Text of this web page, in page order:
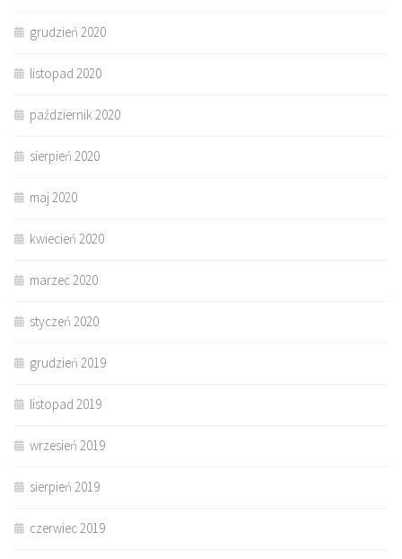
grudzień 2020
listopad 2020
październik 2020
sierpień 2020
maj 2020
kwiecień 2020
marzec 2020
styczeń 2020
grudzień 2019
listopad 2019
wrzesień 2019
sierpień 2019
czerwiec 2019